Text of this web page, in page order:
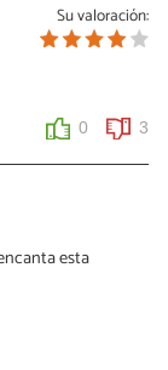
Su valoración:
0 3
esta